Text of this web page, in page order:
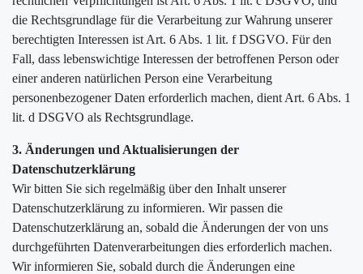
die Rechtsgrundlage für die Verarbeitung zur Wahrung unserer
berechtigten Interessen ist Art. 6 Abs. 1 lit. f DSGVO. Für den
Fall, dass lebenswichtige Interessen der betroffenen Person oder
einer anderen natürlichen Person eine Verarbeitung
personenbezogener Daten erforderlich machen, dient Art. 6 Abs. 1
lit. d DSGVO als Rechtsgrundlage.
3. Änderungen und Aktualisierungen der
Datenschutzerklärung
Wir bitten Sie sich regelmäßig über den Inhalt unserer
Datenschutzerklärung zu informieren. Wir passen die
Datenschutzerklärung an, sobald die Änderungen der von uns
durchgeführten Datenverarbeitungen dies erforderlich machen.
Wir informieren Sie, sobald durch die Änderungen eine